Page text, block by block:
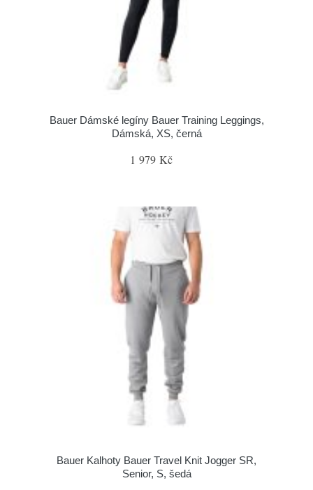
Bauer Dámské legíny Bauer Training Leggings,
Dámská, XS, černá
1 979 Kč
Bauer Kalhoty Bauer Travel Knit Jogger SR,
Senior, S, šedá